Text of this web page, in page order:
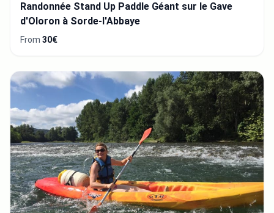
Randonnée Stand Up Paddle Géant sur le Gave
d'Oloron à Sorde-l'Abbaye
From 30€